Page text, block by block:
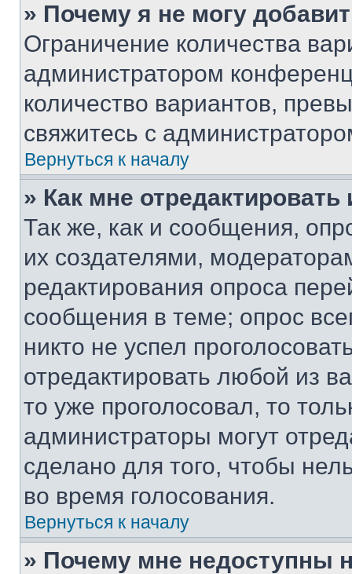
» Почему я не могу
Ограничение количества
администратором
количество вариантов,
свяжитесь с
Вернуться к началу
» Как мне
Так же, как и сообщения,
их создателями,
редактирования опроса
сообщения в теме; опрос
никто не успел
отредактировать любой из
то уже проголосовал, то
администраторы могут
сделано для того, чтобы
во время голосования.
Вернуться к началу
» Почему мне недоступны